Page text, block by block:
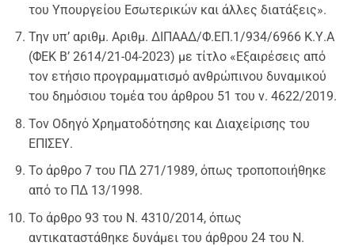
του Υπουργείου Εσωτερικών και άλλες διατάξεις».
Την υπ’ αριθμ. Αριθμ. ΔΙΠΑΑΔ/Φ.ΕΠ.1/934/6966 Κ.Υ.Α
(ΦΕΚ Β’ 2614/21-04-2023) με τίτλο «Εξαιρέσεις από
τον ετήσιο προγραμματισμό ανθρώπινου δυναμικού
του δημόσιου τομέα του άρθρου 51 του ν. 4622/2019.
Τον Οδηγό Χρηματοδότησης και Διαχείρισης του
ΕΠΙΣΕΥ.
Το άρθρο 7 του ΠΔ 271/1989, όπως τροποποιήθηκε
από το ΠΔ 13/1998.
Το άρθρο 93 του N. 4310/2014, όπως
αντικαταστάθηκε δυνάμει του άρθρου 24 του Ν.